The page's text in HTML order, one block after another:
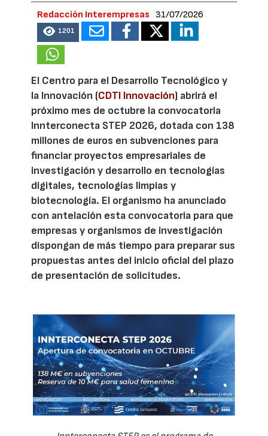
Redacción Interempresas 31/07/2026
1201
El Centro para el Desarrollo Tecnológico y
la Innovación (CDTI Innovación) abrirá el
próximo mes de octubre la convocatoria
Innterconecta STEP 2026, dotada con 138
millones de euros en subvenciones para
financiar proyectos empresariales de
investigación y desarrollo en tecnologías
digitales, tecnologías limpias y
biotecnología. El organismo ha anunciado
con antelación esta convocatoria para que
empresas y organismos de investigación
dispongan de más tiempo para preparar sus
propuestas antes del inicio oficial del plazo
de presentación de solicitudes.